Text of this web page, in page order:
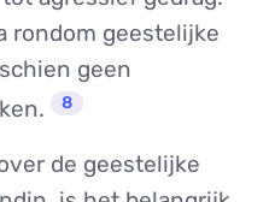
rondom geestelijke
geen
8
de geestelijke